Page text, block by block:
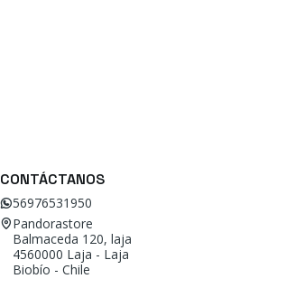
CONTÁCTANOS
56976531950
Pandorastore
Balmaceda 120, laja
4560000 Laja - Laja
Biobío - Chile